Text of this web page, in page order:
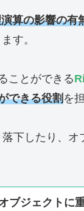
算の影響の有
す。
ことができる
できる役割を
落下したり、オ
ブジェクトに